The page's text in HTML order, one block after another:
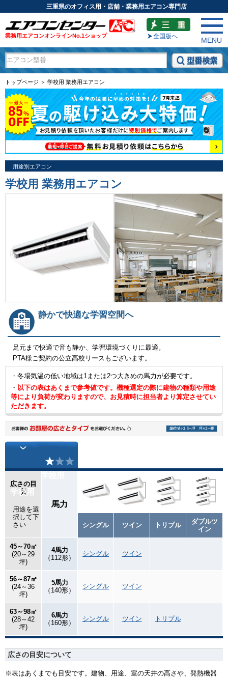
三重県のオフィス用・店舗・業務用エアコン専門店
業務用エアコンオンラインNo.1ショップ 全国版へ
MENU
トップページ ＞ 学校用 業務用エアコン
用途別エアコン
学校用 業務用エアコン
静かで快適な学習空間へ
足元まで快適で音も静か、学習環境づくりに最適。
PTA様ご契約の公立高校リースもございます。
・冬場気温の低い地域は1または2つ大きめの馬力が必要です。
・ 以下の表はあくまで参考値です。機種選定の際に建物の種類や用途
等により負荷が変わりますので、お見積時に担当者より算定させてい
ただきます。
学校用
広さの目
安
用途を選
択して下
さい
馬力
シングル ツイン トリプル
ダブルツ
イン
45～70㎡
(20～29
坪)
4馬力
（112形）
シングル ツイン
56～87㎡
(24～36
坪)
5馬力
（140形）
シングル ツイン
63～98㎡
(28～42
坪)
6馬力
（160形）
シングル ツイン トリプル
広さの目安について
※表はあくまでも目安です。建物、用途、室の天井の高さや、発熱機器